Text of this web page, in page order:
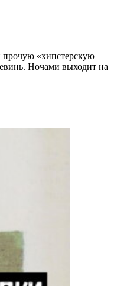
прочую «хипстерскую
Ночами выходит на